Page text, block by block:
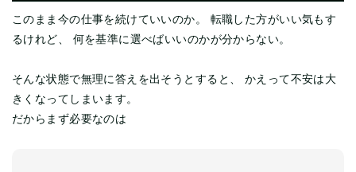
このまま今の仕事を続けていいのか。 転職した方がいい気もす
るけれど、 何を基準に選べばいいのかが分からない。
そんな状態で無理に答えを出そうとすると、 かえって不安は大
きくなってしまいます。
だからまず必要なのは